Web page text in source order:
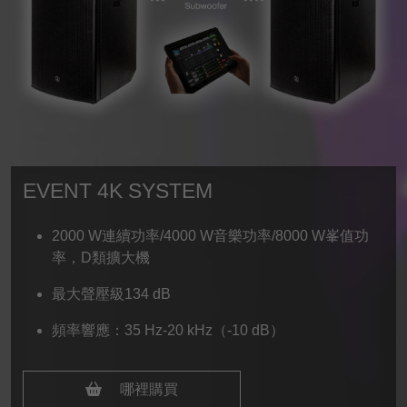
EVENT 4K SYSTEM
2000 W連續功率/4000 W音樂功率/8000 W峯值功
率，D類擴大機
最大聲壓級134 dB
頻率響應：35 Hz-20 kHz（-10 dB）
哪裡購買